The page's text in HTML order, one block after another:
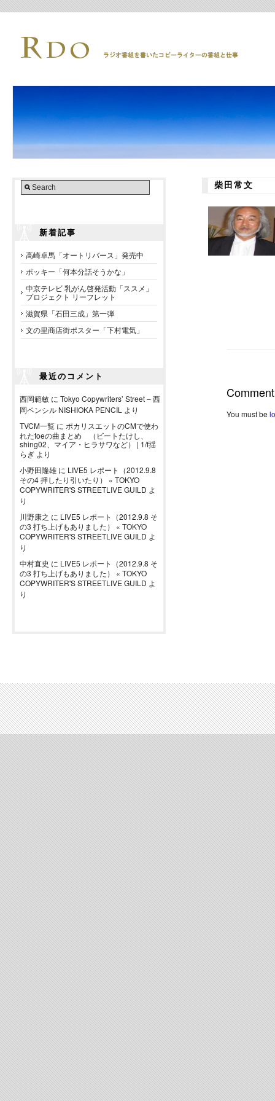
新着記事
高崎卓馬「オートリバース」発売中
ポッキー「何本分話そうかな」
中京テレビ 乳がん啓発活動「ススメ」
プロジェクト リーフレット
滋賀県「石田三成」第一弾
文の里商店街ポスター「下村電気」
最近のコメント
西岡範敏 に Tokyo Copywriters’ Street – 西
岡ペンシル NISHIOKA PENCIL より
TVCM一覧 に ポカリスエットのCMで使わ
れたtoeの曲まとめ （ビートたけし、
shing02、マイア・ヒラサワなど） | 1/f揺
らぎ より
小野田隆雄 に LIVE5 レポート（2012.9.8
その4 押したり引いたり） « TOKYO
COPYWRITER'S STREETLIVE GUILD よ
り
川野康之 に LIVE5 レポート（2012.9.8 そ
の3 打ち上げもありました） « TOKYO
COPYWRITER'S STREETLIVE GUILD よ
り
中村直史 に LIVE5 レポート（2012.9.8 そ
の3 打ち上げもありました） « TOKYO
COPYWRITER'S STREETLIVE GUILD よ
り
柴田常文
Comment
You must be